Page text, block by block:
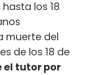
los 18
muerte del
de los 18 de
el tutor por